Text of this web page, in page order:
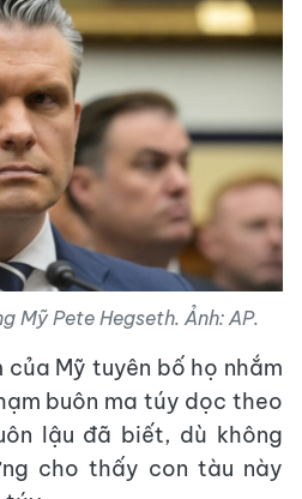
Mỹ Pete Hegseth. Ảnh: AP.
của Mỹ tuyên bố họ nhắm
buôn ma túy dọc theo
lậu đã biết, dù không
cho thấy con tàu này